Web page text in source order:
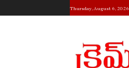
Thursday, August 6, 2026